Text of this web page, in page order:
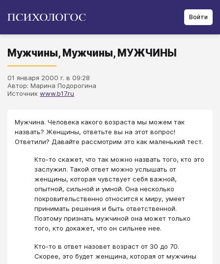
Войти
Мужчины, Мужчины, МУЖЧИНЫ
01 января 2000 г. в 09:28
Автор: Марина Подорогина
Источник www.b17.ru
Мужчина. Человека какого возраста мы можем так
назвать? Женщины, ответьте вы на этот вопрос!
Ответили? Давайте рассмотрим это как маленький тест.
Кто-то скажет, что так можно назвать того, кто это
заслужил. Такой ответ можно услышать от
женщины, которая чувствует себя важной,
опытной, сильной и умной. Она несколько
покровительственно относится к миру, умеет
принимать решения и быть ответственной.
Поэтому признать мужчиной она может только
того, кто докажет, что он сильнее нее.
Кто-то в ответ назовет возраст от 30 до 70.
Скорее, это будет женщина, которая от мужчины